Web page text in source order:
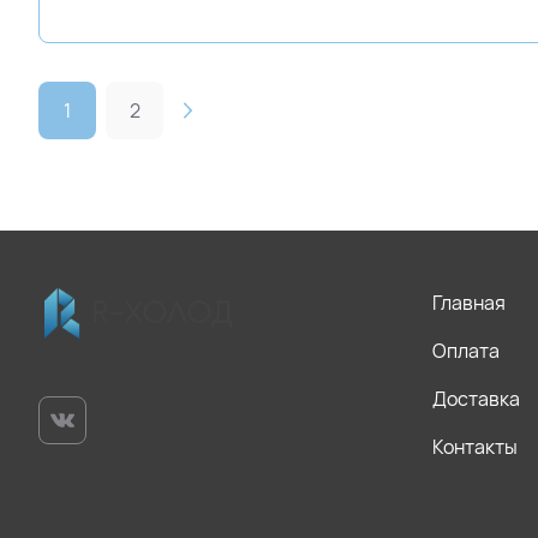
1 2
Главная
Оплата
Доставка
Контакты